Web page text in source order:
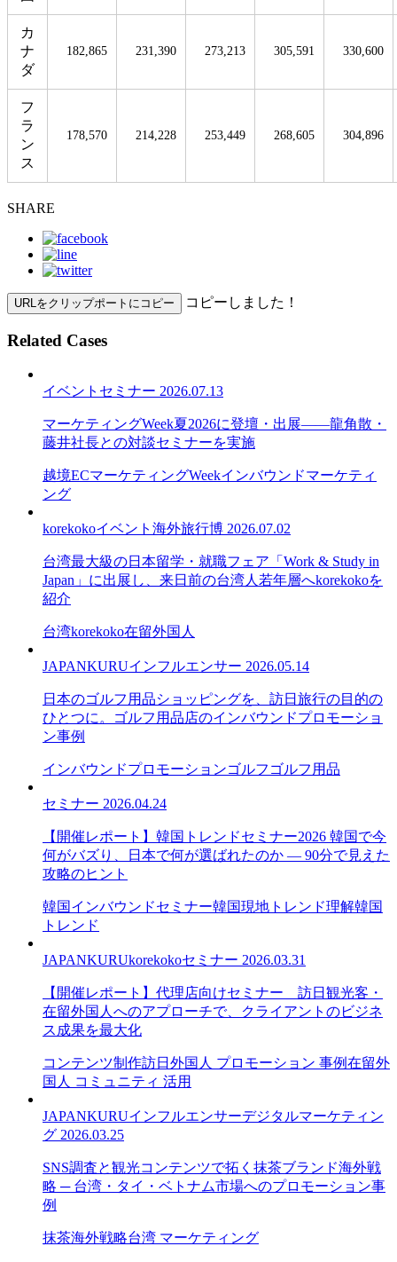
カ
ナ
ダ
182,865 231,390 273,213 305,591 330,600
フ
ラ
ン
ス
178,570 214,228 253,449 268,605 304,896
SHARE
URLをクリップポートにコピー コピーしました！
Related Cases
イベント セミナー 2026.07.13
マーケティングWeek夏2026に登壇・出展——龍角散・
藤井社長との対談セミナーを実施
越境ECマーケティングWeekインバウンドマーケティ
ング
korekokoイベント 海外旅行博 2026.07.02
台湾最大級の日本留学・就職フェア「Work & Study in
Japan」に出展し、来日前の台湾人若年層へkorekokoを
紹介
台湾korekoko在留外国人
JAPANKURUインフルエンサー 2026.05.14
日本のゴルフ用品ショッピングを、訪日旅行の目的の
ひとつに。ゴルフ用品店のインバウンドプロモーショ
ン事例
インバウンドプロモーションゴルフ ゴルフ用品
セミナー 2026.04.24
【開催レポート】韓国トレンドセミナー2026 韓国で今
何がバズり、日本で何が選ばれたのか — 90分で見えた
攻略のヒント
韓国インバウンドセミナー韓国現地トレンド理解韓国
トレンド
JAPANKURUkorekokoセミナー 2026.03.31
【開催レポート】代理店向けセミナー＿訪日観光客・
在留外国人へのアプローチで、クライアントのビジネ
ス成果を最大化
コンテンツ制作訪日外国人 プロモーション 事例在留外
国人 コミュニティ 活用
JAPANKURUインフルエンサーデジタルマーケティン
グ 2026.03.25
SNS調査と観光コンテンツで拓く抹茶ブランド海外戦
略 ─ 台湾・タイ・ベトナム市場へのプロモーション事
例
抹茶海外戦略台湾 マーケティング